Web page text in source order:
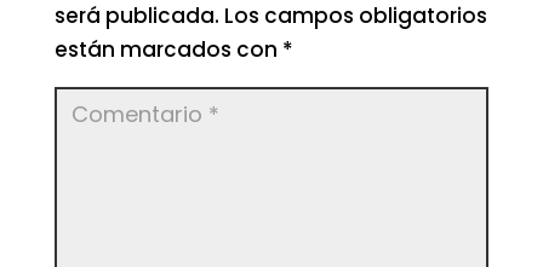
será publicada. Los campos obligatorios
están marcados con *